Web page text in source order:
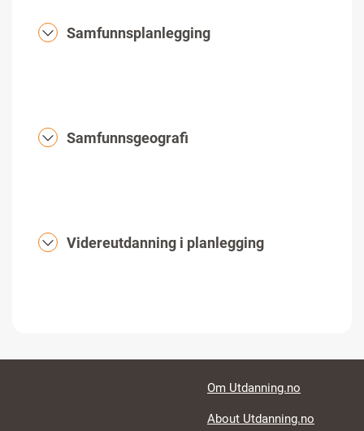
Samfunnsplanlegging
Samfunnsgeografi
Videreutdanning i planlegging
Footer links
Om Utdanning.no
About Utdanning.no